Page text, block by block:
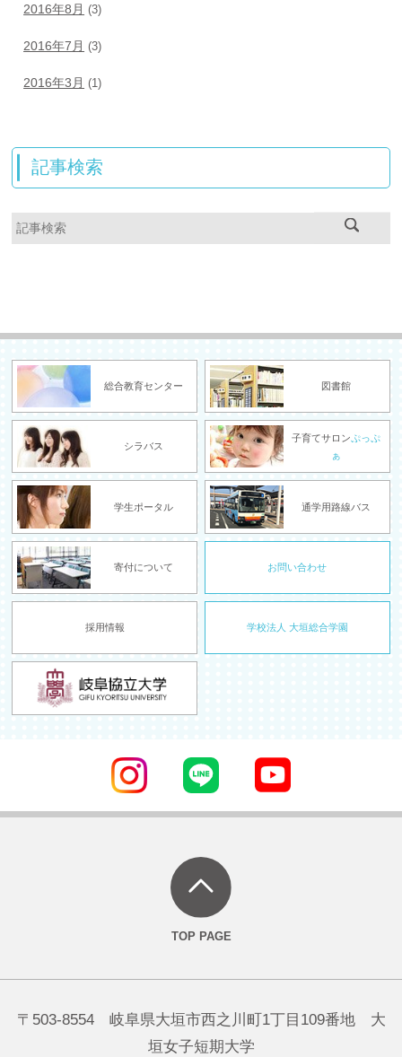
2016年8月 (3)
2016年7月 (3)
2016年3月 (1)
記事検索
総合教育センター 図書館
シラバス
子育てサロンぷっぷ
ぁ
学生ポータル 通学用路線バス
寄付について お問い合わせ
採用情報 学校法人 大垣総合学園
〒503-8554 岐阜県大垣市西之川町1丁目109番地 大
垣女子短期大学